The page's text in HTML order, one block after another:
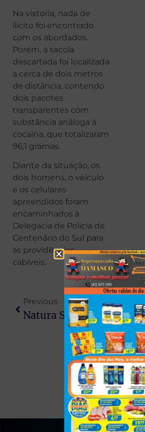
Na vistoria, nada de
ilícito foi encontrado
com os abordados.
Porém, a sacola
descartada foi localizada
a cerca de dois metros
de distância, contendo
dois pacotes
transparentes com
substância análoga à
cocaína, que totalizaram
96,1 gramas.
Diante da situação, os
dois homens, o veículo
e os celulares
apreendidos foram
encaminhados à
Delegacia de Polícia de
Centenário do Sul para
as providências
cabíveis.
Previous
Natura Simplifica Operações Com Venda Da Avon Internacional Para A Regent